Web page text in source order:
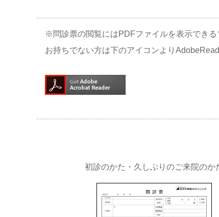
※問診票の閲覧にはPDFファイルを表示できる
お持ちでない方は下のアイコンより
初診のかた・久しぶりのご来院のか